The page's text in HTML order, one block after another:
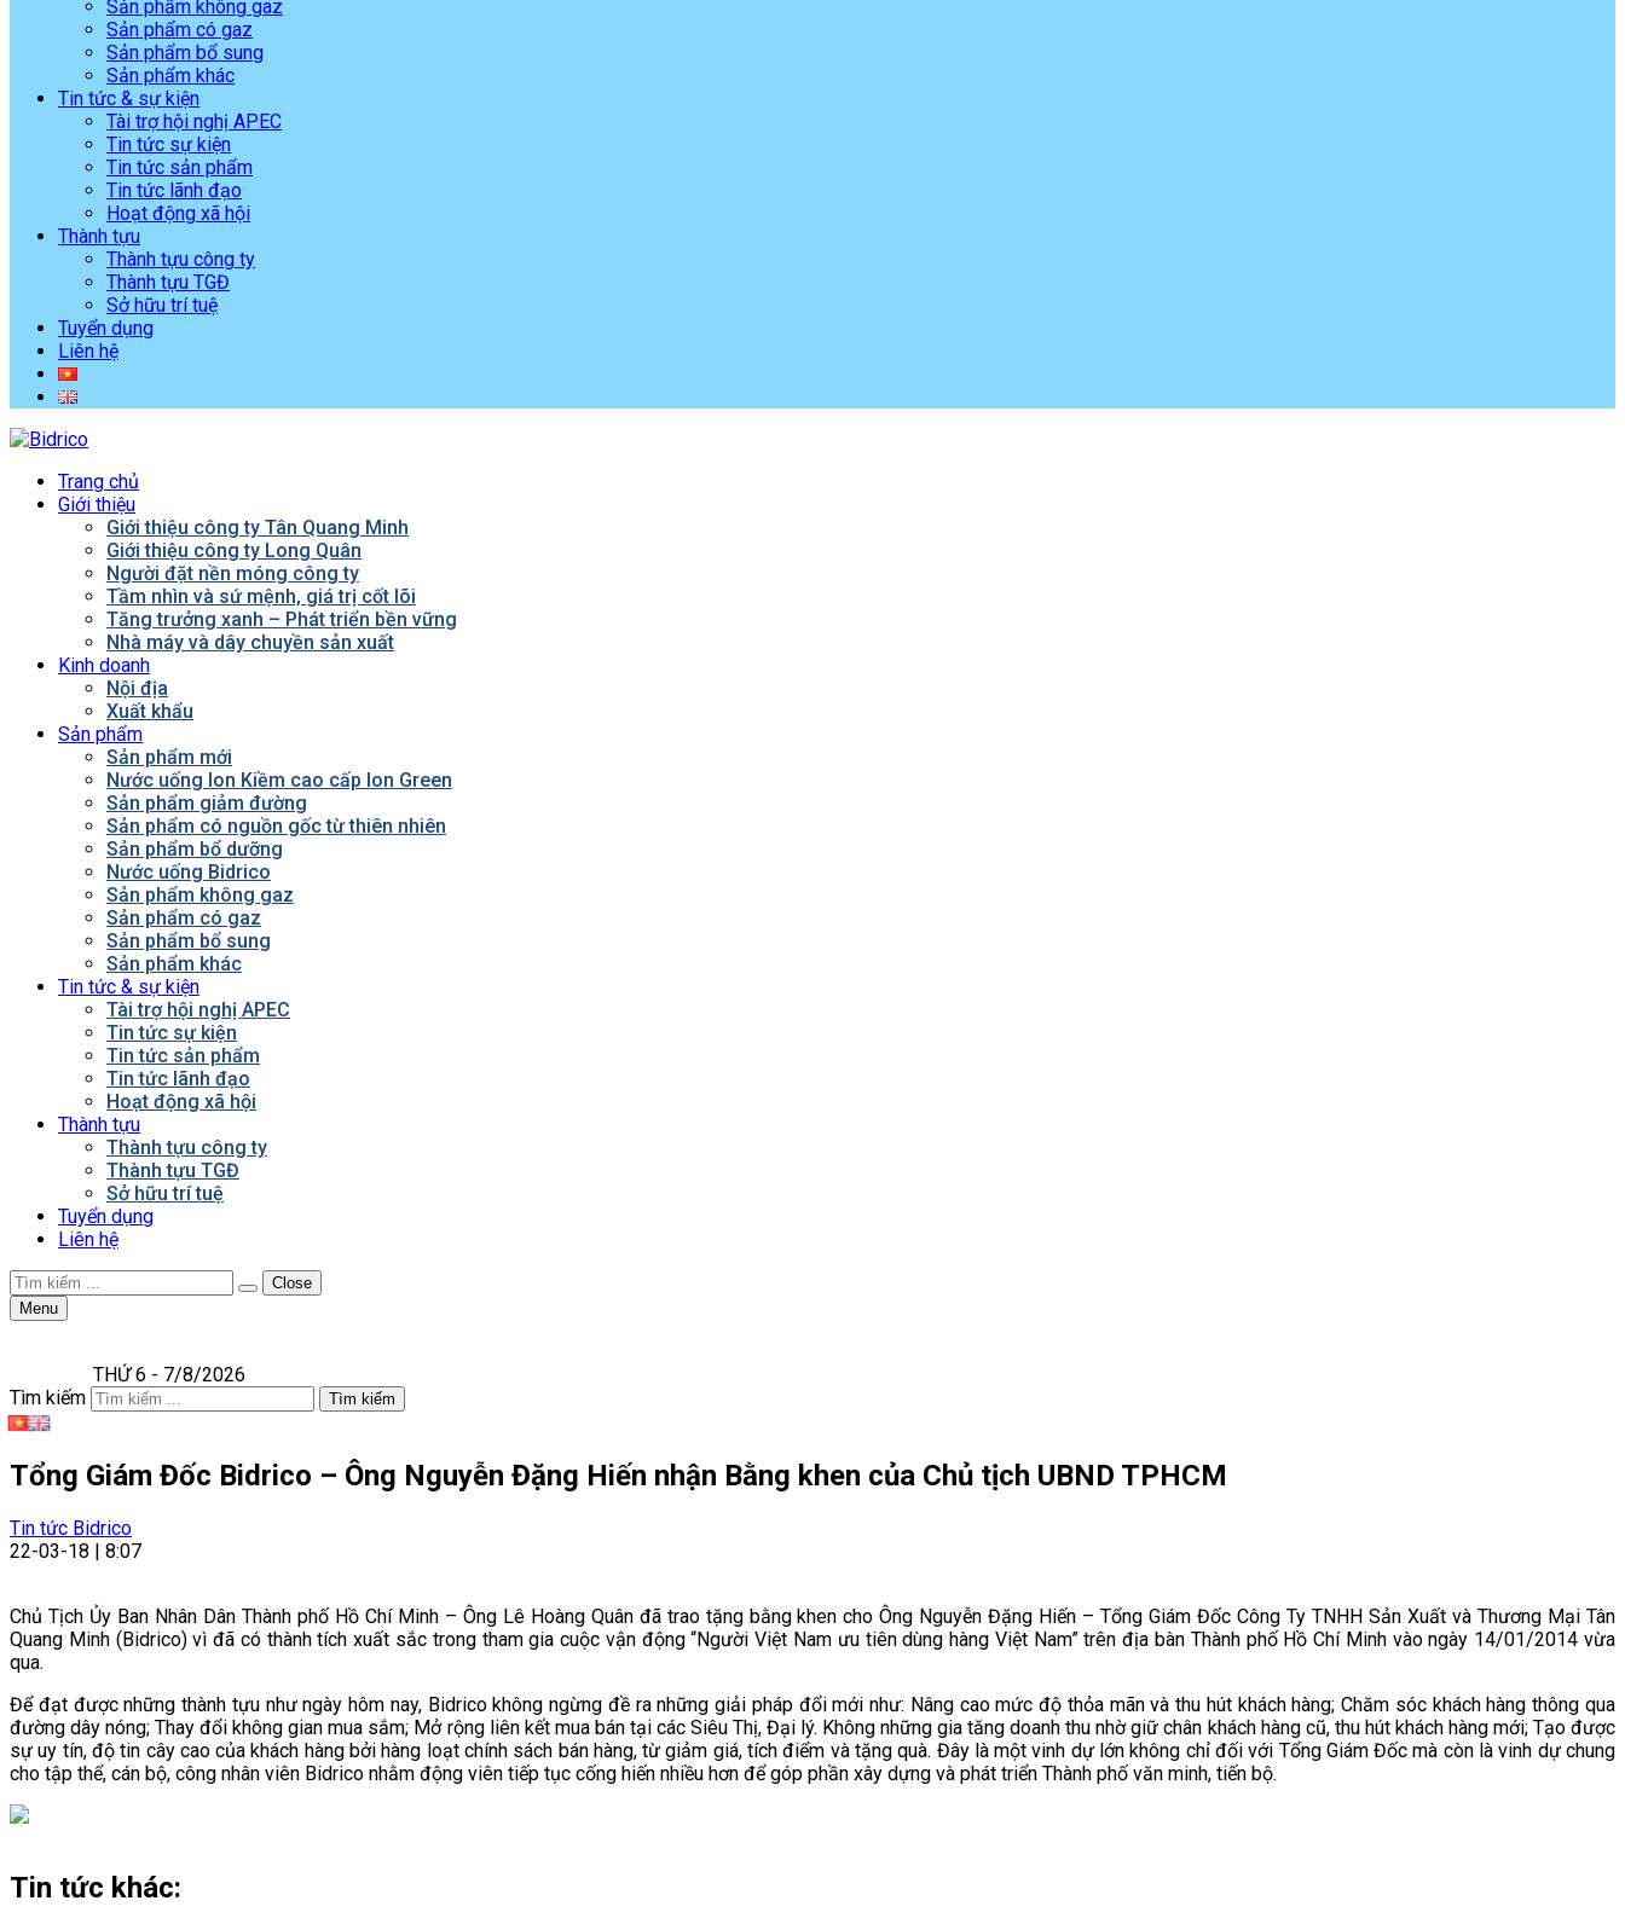
Sản phẩm không gaz
Sản phẩm có gaz
Sản phẩm bổ sung
Sản phẩm khác
Tin tức & sự kiện
Tài trợ hội nghị APEC
Tin tức sự kiện
Tin tức sản phẩm
Tin tức lãnh đạo
Hoạt động xã hội
Thành tựu
Thành tựu công ty
Thành tựu TGĐ
Sở hữu trí tuệ
Tuyển dụng
Liên hệ
Trang chủ
Giới thiệu
Giới thiệu công ty Tân Quang Minh
Giới thiệu công ty Long Quân
Người đặt nền móng công ty
Tầm nhìn và sứ mệnh, giá trị cốt lõi
Tăng trưởng xanh – Phát triển bền vững
Nhà máy và dây chuyền sản xuất
Kinh doanh
Nội địa
Xuất khẩu
Sản phẩm
Sản phẩm mới
Nước uống Ion Kiềm cao cấp Ion Green
Sản phẩm giảm đường
Sản phẩm có nguồn gốc từ thiên nhiên
Sản phẩm bổ dưỡng
Nước uống Bidrico
Sản phẩm không gaz
Sản phẩm có gaz
Sản phẩm bổ sung
Sản phẩm khác
Tin tức & sự kiện
Tài trợ hội nghị APEC
Tin tức sự kiện
Tin tức sản phẩm
Tin tức lãnh đạo
Hoạt động xã hội
Thành tựu
Thành tựu công ty
Thành tựu TGĐ
Sở hữu trí tuệ
Tuyển dụng
Liên hệ
Close
Menu
THỨ 6 - 7/8/2026
Tìm kiếm
Tìm kiếm
Tổng Giám Đốc Bidrico – Ông Nguyễn Đặng Hiến nhận Bằng khen của Chủ tịch UBND TPHCM
Tin tức Bidrico
22-03-18 | 8:07
Chủ Tịch Ủy Ban Nhân Dân Thành phố Hồ Chí Minh – Ông Lê Hoàng Quân đã trao tặng bằng khen cho Ông Nguyễn Đặng Hiến – Tổng Giám Đốc Công Ty TNHH Sản Xuất và Thương Mại Tân
Quang Minh (Bidrico) vì đã có thành tích xuất sắc trong tham gia cuộc vận động “Người Việt Nam ưu tiên dùng hàng Việt Nam” trên địa bàn Thành phố Hồ Chí Minh vào ngày 14/01/2014 vừa
qua.
Để đạt được những thành tựu như ngày hôm nay, Bidrico không ngừng đề ra những giải pháp đổi mới như: Nâng cao mức độ thỏa mãn và thu hút khách hàng; Chăm sóc khách hàng thông qua
đường dây nóng; Thay đổi không gian mua sắm; Mở rộng liên kết mua bán tại các Siêu Thị, Đại lý. Không những gia tăng doanh thu nhờ giữ chân khách hàng cũ, thu hút khách hàng mới; Tạo được
sự uy tín, độ tin cây cao của khách hàng bởi hàng loạt chính sách bán hàng, từ giảm giá, tích điểm và tặng quà. Đây là một vinh dự lớn không chỉ đối với Tổng Giám Đốc mà còn là vinh dự chung
cho tập thể, cán bộ, công nhân viên Bidrico nhằm động viên tiếp tục cống hiến nhiều hơn để góp phần xây dựng và phát triển Thành phố văn minh, tiến bộ.
Tin tức khác: